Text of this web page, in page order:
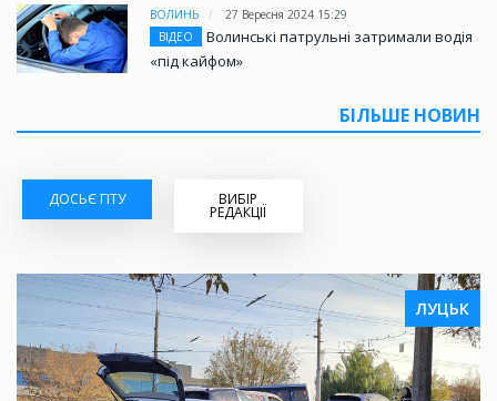
ВОЛИНЬ
27 Вересня 2024 15:29
ВІДЕО
Волинські патрульні затримали водія
«під кайфом»
БІЛЬШЕ НОВИН
ДОСЬЄ ГІТУ ВИБІР
РЕДАКЦІЇ
ЛУЦЬК